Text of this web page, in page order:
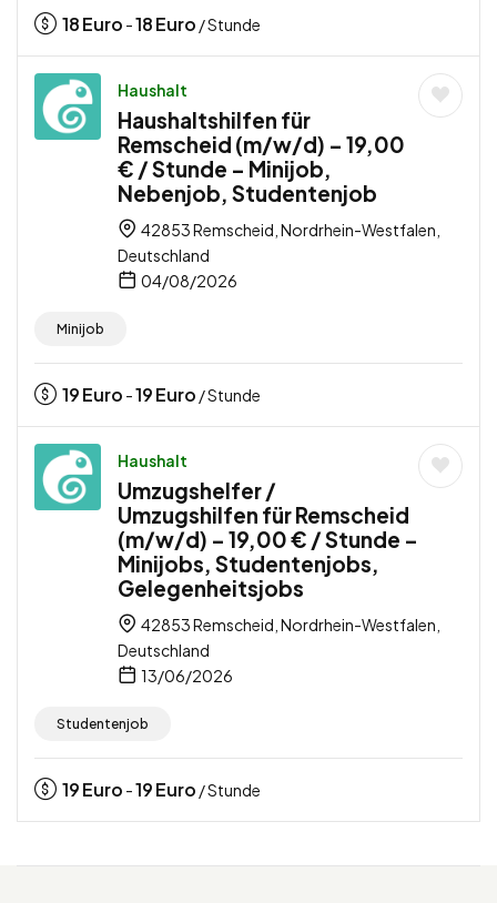
18Euro -18Euro / Stunde
Haushalt
Haushaltshilfen für
Remscheid (m/w/d) – 19,00
€ / Stunde – Minijob,
Nebenjob, Studentenjob
42853 Remscheid, Nordrhein-Westfalen,
Deutschland
04/08/2026
Minijob
19Euro -19Euro / Stunde
Haushalt
Umzugshelfer /
Umzugshilfen für Remscheid
(m/w/d) – 19,00 € / Stunde –
Minijobs, Studentenjobs,
Gelegenheitsjobs
42853 Remscheid, Nordrhein-Westfalen,
Deutschland
13/06/2026
Studentenjob
19Euro -19Euro / Stunde